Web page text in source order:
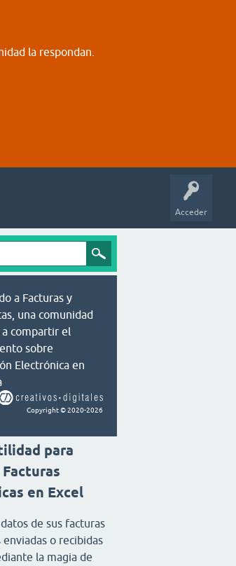
la respondan.
Acceder
a Facturas y
una comunidad
a compartir el
sobre
Electrónica en
Copyright © 2020-2026
para
en Excel
de sus facturas
o recibidas
la magia de